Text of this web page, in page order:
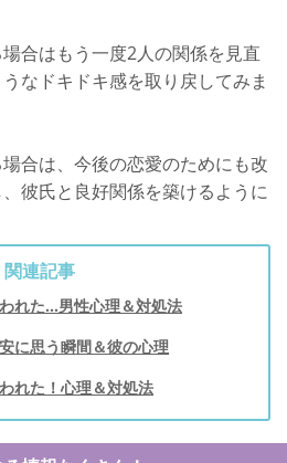
合はもう一度2人の関係を見直
なドキドキ感を取り戻してみま
合は、今後の恋愛のためにも改
彼氏と良好関係を築けるように
関連記事
れた…男性心理＆対処法
に思う瞬間＆彼の心理
れた！心理＆対処法